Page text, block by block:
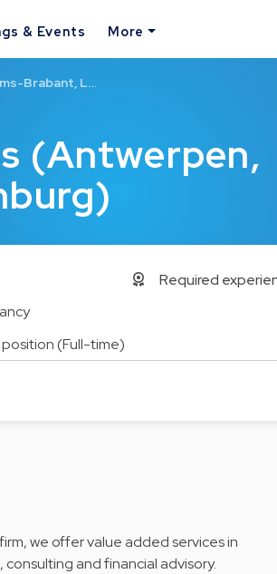
& Events More
(Antwerpen,
Brabant, L…
Required
(Full-time)
we offer value added services in
and financial advisory.